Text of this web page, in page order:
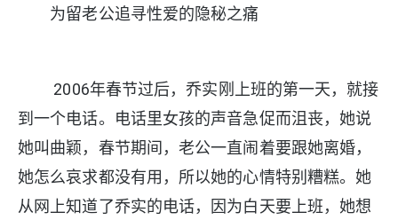
为留老公追寻性爱的隐秘之痛
2006年春节过后，乔实刚上班的第一天，就接
到一个电话。电话里女孩的声音急促而沮丧，她说
她叫曲颖，春节期间，老公一直闹着要跟她离婚，
她怎么哀求都没有用，所以她的心情特别糟糕。她
从网上知道了乔实的电话，因为白天要上班，她想